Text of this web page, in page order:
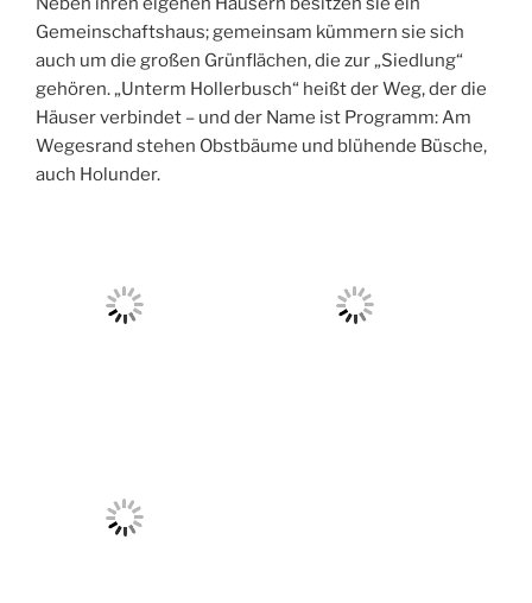
Gemeinschaftshaus; gemeinsam kümmern sie sich
auch um die großen Grünflächen, die zur „Siedlung“
gehören. „Unterm Hollerbusch“ heißt der Weg, der die
Häuser verbindet – und der Name ist Programm: Am
Wegesrand stehen Obstbäume und blühende Büsche,
auch Holunder.